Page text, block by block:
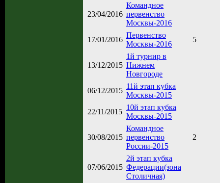
23/04/2016
Командное
первенство
Москвы-2016
17/01/2016
Первенство
Москвы-2016
5
13/12/2015
1й турнир в
Нижнем
Новгороде
06/12/2015
11й этап кубка
Москвы-2015
22/11/2015
10й этап кубка
Москвы-2015
30/08/2015
Командное
первенство
России-2015
2
07/06/2015
2й этап кубка
Федерации(зона
Столичная)